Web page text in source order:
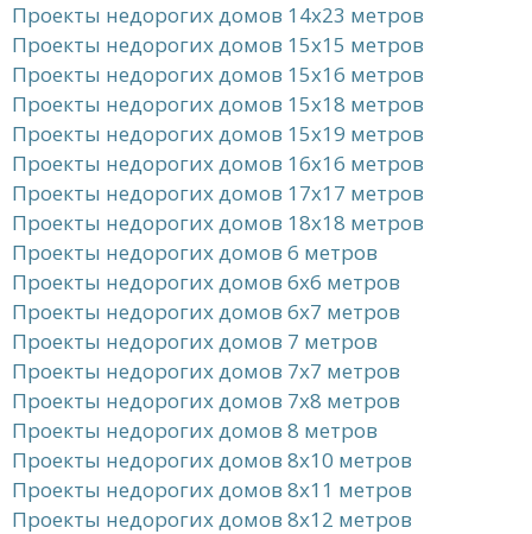
Проекты недорогих домов 14x23 метров
Проекты недорогих домов 15x15 метров
Проекты недорогих домов 15x16 метров
Проекты недорогих домов 15x18 метров
Проекты недорогих домов 15x19 метров
Проекты недорогих домов 16x16 метров
Проекты недорогих домов 17x17 метров
Проекты недорогих домов 18x18 метров
Проекты недорогих домов 6 метров
Проекты недорогих домов 6x6 метров
Проекты недорогих домов 6x7 метров
Проекты недорогих домов 7 метров
Проекты недорогих домов 7x7 метров
Проекты недорогих домов 7x8 метров
Проекты недорогих домов 8 метров
Проекты недорогих домов 8x10 метров
Проекты недорогих домов 8x11 метров
Проекты недорогих домов 8x12 метров